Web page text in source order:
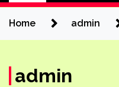
Home admin
admin